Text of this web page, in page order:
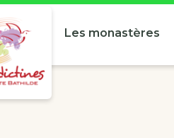
Les monastères